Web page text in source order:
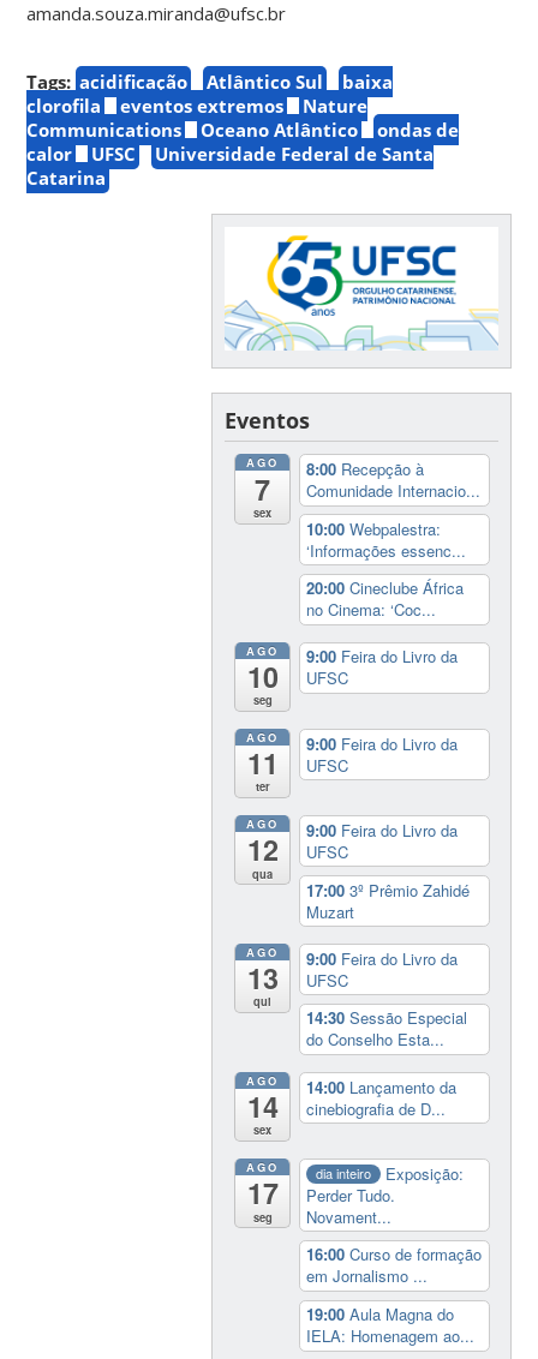
amanda.souza.miranda@ufsc.br
Tags: acidificação Atlântico Sul
baixa
clorofila
eventos extremos
Nature
Communications
Oceano Atlântico
ondas de
calor
UFSC
Universidade Federal de Santa
Catarina
Eventos
AGO
7
sex
8:00 Recepção à
Comunidade Internacio...
10:00Webpalestra:
‘Informações essenc...
20:00Cineclube África
no Cinema: ‘Coc...
AGO
10
seg
9:00 Feira do Livro da
UFSC
AGO
11
ter
9:00 Feira do Livro da
UFSC
AGO
12
qua
9:00 Feira do Livro da
UFSC
17:003º Prêmio Zahidé
Muzart
AGO
13
qui
9:00 Feira do Livro da
UFSC
14:30Sessão Especial
do Conselho Esta...
AGO
14
sex
14:00 Lançamento da
cinebiografia de D...
AGO
17
seg
dia inteiro
Exposição:
Perder Tudo.
Novament...
16:00Curso de formação
em Jornalismo ...
19:00Aula Magna do
IELA: Homenagem ao...